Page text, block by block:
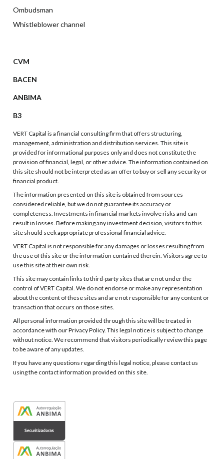
Ombudsman
Whistleblower channel
CVM
BACEN
ANBIMA
B3
VERT Capital is a financial consulting firm that offers structuring,
management, administration and distribution services. This site is
provided for informational purposes only and does not constitute the
provision of financial, legal, or other advice. The information contained on
this site should not be interpreted as an offer to buy or sell any security or
financial product.
The information presented on this site is obtained from sources
considered reliable, but we do not guarantee its accuracy or
completeness. Investments in financial markets involve risks and can
result in losses. Before making any investment decision, visitors to this
site should seek appropriate professional financial advice.
VERT Capital is not responsible for any damages or losses resulting from
the use of this site or the information contained therein. Visitors agree to
use this site at their own risk.
This site may contain links to third-party sites that are not under the
control of VERT Capital. We do not endorse or make any representation
about the content of these sites and are not responsible for any content or
transaction that occurs on those sites.
All personal information provided through this site will be treated in
accordance with our Privacy Policy. This legal notice is subject to change
without notice. We recommend that visitors periodically review this page
to be aware of any updates.
If you have any questions regarding this legal notice, please contact us
using the contact information provided on this site.